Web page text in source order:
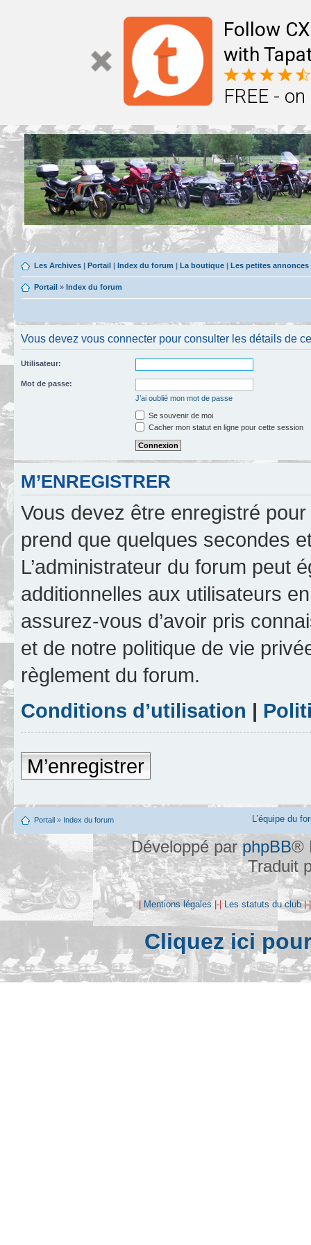
Follow
with
FREE -
Les Archives | Portail | Index du forum | La boutique | Les petites
Portail » Index du forum
Vous devez vous connecter pour consulter les détails de
Utilisateur:
Mot de passe:
J’ai oublié mon mot de passe
Se souvenir de moi
Cacher mon statut en ligne pour cette session
M’ENREGISTRER
Vous devez être enregistré
prend que quelques secondes
L’administrateur du forum peut
additionnelles aux utilisateurs
assurez-vous d’avoir pris
et de notre politique de vie
règlement du forum.
Conditions d’utilisation |
M’enregistrer
Portail » Index du forum L’équipe du
Développé parphpBB®
Traduit
| Mentions légales |-| Les statuts du club
Cliquez ici